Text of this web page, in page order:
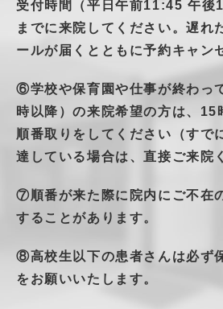
受付時間（平日午前11:45 午後
までに来院してください。遅れ
ールが届くとともに予約キャン
⑥学校や保育園や仕事が終わっ
時以降）の来院希望の方は、
順番取りをしてください（すで
達している場合は、直接ご来院
⑦順番が来た際に院内にご不在
することがあります。
⑧高校生以下の患者さんは必ず
をお願いいたします。